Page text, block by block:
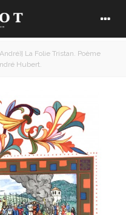
La Folie Tristan. Poème
Hubert.